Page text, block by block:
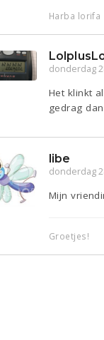
Harba lorifa
donderdag
Het klinkt
gedrag
libe
donderdag
Mijn
Groetjes!